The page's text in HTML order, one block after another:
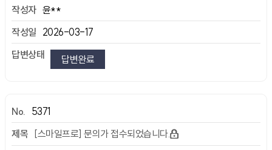
윤**
2026-03-17
답변완료
5371
[스마일프로] 문의가 접수되었습니다.